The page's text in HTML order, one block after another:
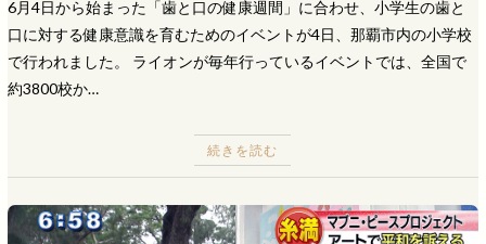
6月4日から始まった「歯と口の健康週間」に合わせ、小学生の歯と
口に対する健康意識を育むためのイベントが4日、那覇市内の小学校
で行われました。 ライオンが毎年行っているイベントでは、全国で
約3800校か…
続きを読む